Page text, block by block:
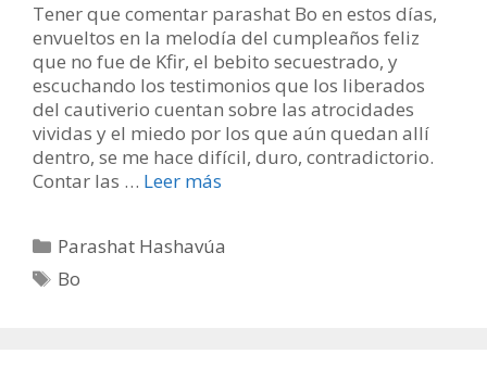
Tener que comentar parashat Bo en estos días,
envueltos en la melodía del cumpleaños feliz
que no fue de Kfir, el bebito secuestrado, y
escuchando los testimonios que los liberados
del cautiverio cuentan sobre las atrocidades
vividas y el miedo por los que aún quedan allí
dentro, se me hace difícil, duro, contradictorio.
Contar las … Leer más
Categorías
Parashat Hashavúa
Etiquetas
Bo